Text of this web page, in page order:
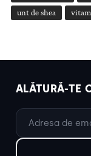
unt de shea
ALĂTURĂ-TE